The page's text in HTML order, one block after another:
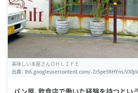
美味しい本屋さんＯＨＬＩＦＥ
出典： lh6.googleusercontent.com/-Zr5pe98HYns/
パン屋、飲食店で働いた経験を持つとい